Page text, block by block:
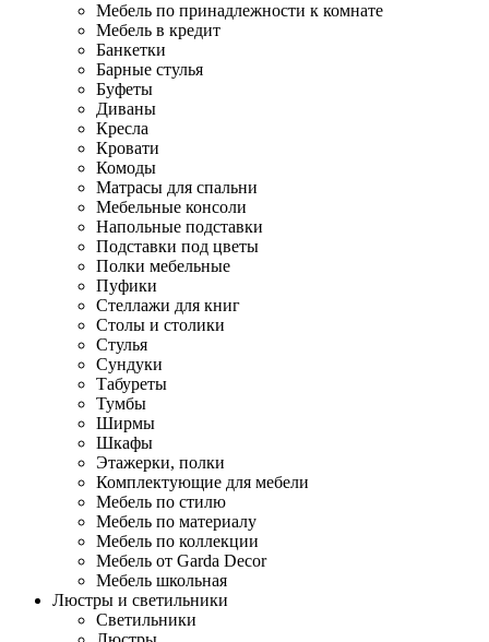
Мебель по принадлежности к комнате
Мебель в кредит
Банкетки
Барные стулья
Буфеты
Диваны
Кресла
Кровати
Комоды
Матрасы для спальни
Мебельные консоли
Напольные подставки
Подставки под цветы
Полки мебельные
Пуфики
Стеллажи для книг
Столы и столики
Стулья
Сундуки
Табуреты
Тумбы
Ширмы
Шкафы
Этажерки, полки
Комплектующие для мебели
Мебель по стилю
Мебель по материалу
Мебель по коллекции
Мебель от Garda Decor
Мебель школьная
Люстры и светильники
Светильники